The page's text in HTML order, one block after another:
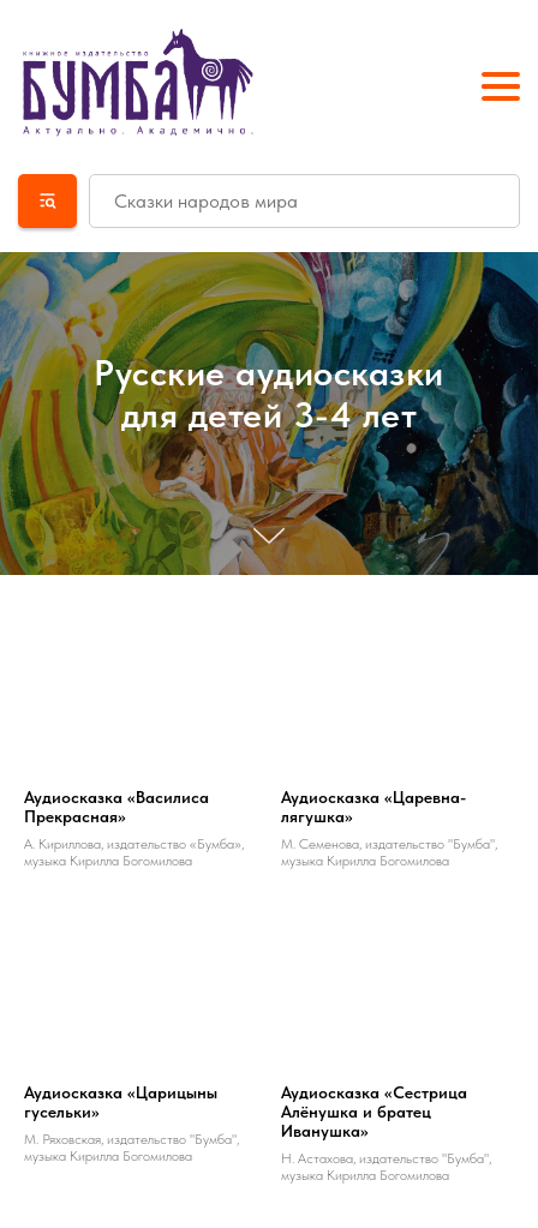
Русские аудиосказки
для детей 3-4 лет
Аудиосказка «Василиса
Прекрасная»
А. Кириллова, издательство «Бумба»,
музыка Кирилла Богомилова
Аудиосказка «Царевна-
лягушка»
М. Семенова, издательство "Бумба",
музыка Кирилла Богомилова
Аудиосказка «Царицыны
гусельки»
М. Ряховская, издательство "Бумба",
музыка Кирилла Богомилова
Аудиосказка «Сестрица
Алёнушка и братец
Иванушка»
Н. Астахова, издательство "Бумба",
музыка Кирилла Богомилова